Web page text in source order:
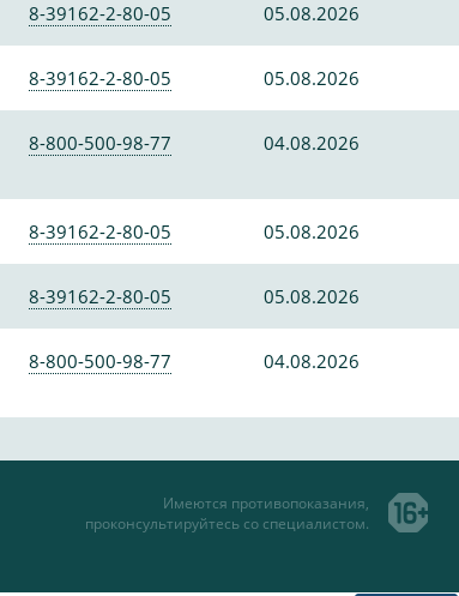
8-39162-2-80-05 05.08.2026
8-39162-2-80-05 05.08.2026
8-800-500-98-77 04.08.2026
8-39162-2-80-05 05.08.2026
8-39162-2-80-05 05.08.2026
8-800-500-98-77 04.08.2026
Имеются противопоказания,
проконсультируйтесь со специалистом.